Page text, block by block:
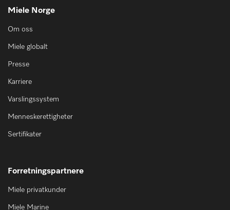
Miele Norge
Om oss
Miele globalt
Presse
Karriere
Varslingssystem
Menneskerettigheter
Sertifikater
Forretningspartnere
Miele privatkunder
Miele Marine